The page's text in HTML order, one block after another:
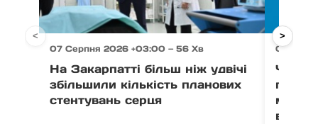
07 Серпня 2026 +03:00 — 56 Хв
На Закарпатті більш ніж удвічі
збільшили кількість планових
стентувань серця
07
Через
води
< >